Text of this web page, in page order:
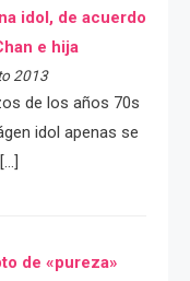
idol, de acuerdo
e hija
2013
de los años 70s
idol apenas se
de «pureza»